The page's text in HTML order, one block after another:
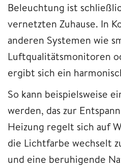
Beleuchtung ist
vernetzten Zuhause. In
anderen Systemen wie
Luftqualitätsmonitoren
ergibt sich ein
So kann beispielsweise
werden, das zur
Heizung regelt sich auf
die Lichtfarbe wechselt
und eine beruhigende